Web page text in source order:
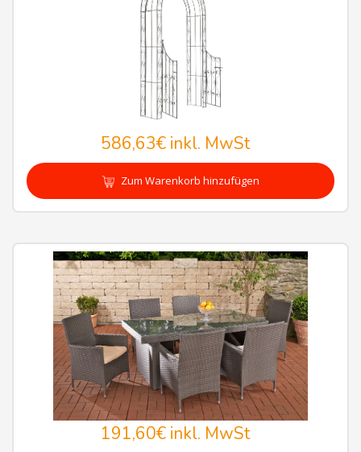
586,63€inkl. MwSt
Zum Warenkorb hinzufügen
191,60€inkl. MwSt